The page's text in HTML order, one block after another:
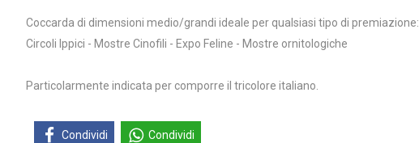
Coccarda di dimensioni medio/grandi ideale per qualsiasi tipo di premiazione:
Circoli Ippici - Mostre Cinofili - Expo Feline - Mostre ornitologiche
Particolarmente indicata per comporre il tricolore italiano.
Condividi Condividi